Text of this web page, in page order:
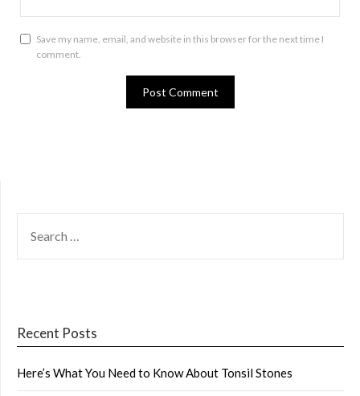
Save my name, email, and website in this browser for the next time I
comment.
FOR:
Recent Posts
Here’s What You Need to Know About Tonsil Stones